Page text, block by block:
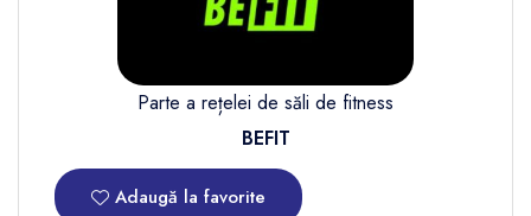
Parte a rețelei de săli de fitness
BEFIT
Adaugă la favorite